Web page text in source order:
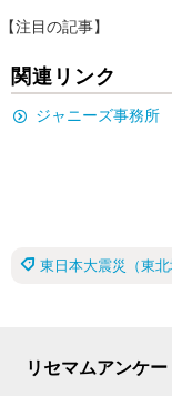
【注目の記事】
関連リンク
ジャニーズ事務所
東日本大震災（東北
リセマムアンケ